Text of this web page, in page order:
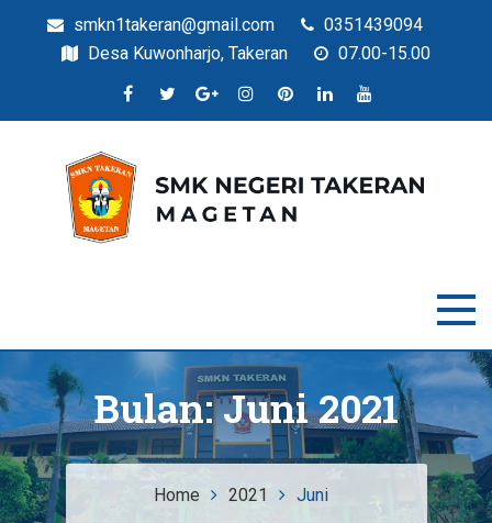
smkn1takeran@gmail.com
0351439094
Desa Kuwonharjo, Takeran
07.00-15.00
Situs Resmi SMKN Takeran
Bulan:Juni 2021
Home 2021 Juni